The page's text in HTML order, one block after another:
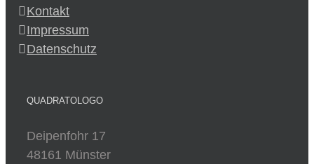
Kontakt
Impressum
Datenschutz
QUADRATOLOGO
Deipenfohr 17
48161 Münster